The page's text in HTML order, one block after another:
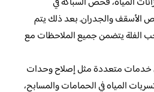
الأسقف والجدران. بعد ذلك يتم
الفلة يتضمن جميع الملاحظات مع
خدمات متعددة مثل إصلاح وحدات
المياه في الحمامات والمسابح،